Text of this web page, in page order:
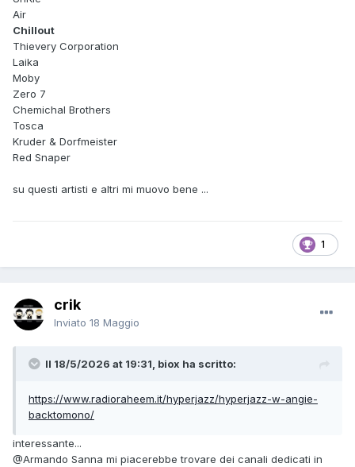
Air
Chillout
Thievery Corporation
Laika
Moby
Zero 7
Chemichal Brothers
Tosca
Kruder & Dorfmeister
Red Snaper
su questi artisti e altri mi muovo bene ...
1
crik
Inviato 18 Maggio
Il 18/5/2026 at 19:31, biox ha scritto:
https://www.radioraheem.it/hyperjazz/hyperjazz-w-angie-
backtomono/
interessante...
@Armando Sanna mi piacerebbe trovare dei canali dedicati in